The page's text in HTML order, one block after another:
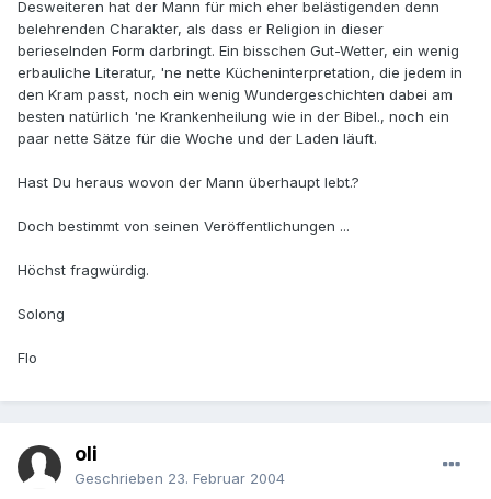
Desweiteren hat der Mann für mich eher belästigenden denn
belehrenden Charakter, als dass er Religion in dieser
berieselnden Form darbringt. Ein bisschen Gut-Wetter, ein wenig
erbauliche Literatur, 'ne nette Kücheninterpretation, die jedem in
den Kram passt, noch ein wenig Wundergeschichten dabei am
besten natürlich 'ne Krankenheilung wie in der Bibel., noch ein
paar nette Sätze für die Woche und der Laden läuft.
Hast Du heraus wovon der Mann überhaupt lebt.?
Doch bestimmt von seinen Veröffentlichungen ...
Höchst fragwürdig.
Solong
Flo
oli
Geschrieben 23. Februar 2004